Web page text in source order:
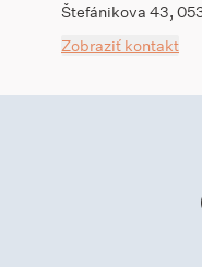
Štefánikova 43,
Zobraziť kontakt